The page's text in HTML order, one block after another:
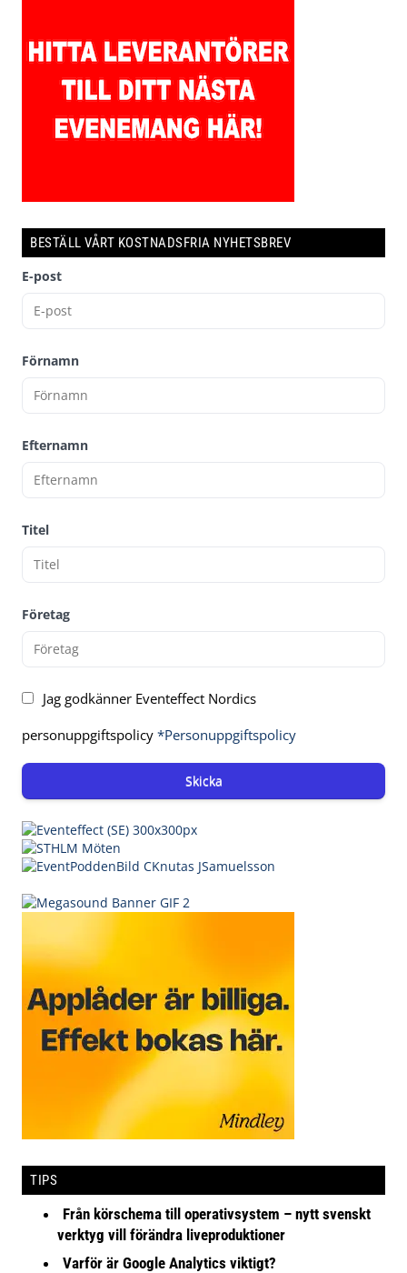
BESTÄLL VÅRT KOSTNADSFRIA NYHETSBREV
E-post
Förnamn
Efternamn
Titel
Företag
Jag godkänner Eventeffect Nordics
personuppgiftspolicy *Personuppgiftspolicy
Skicka
TIPS
Från körschema till operativsystem – nytt svenskt
verktyg vill förändra liveproduktioner
Varför är Google Analytics viktigt?